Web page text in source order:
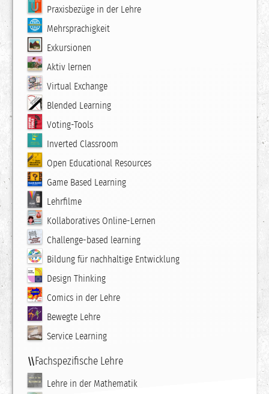
Praxisbezüge in der Lehre
Mehrsprachigkeit
Exkursionen
Aktiv lernen
Virtual Exchange
Blended Learning
Voting-Tools
Inverted Classroom
Open Educational Resources
Game Based Learning
Lehrfilme
Kollaboratives Online-Lernen
Challenge-based learning
Bildung für nachhaltige Entwicklung
Design Thinking
Comics in der Lehre
Bewegte Lehre
Service Learning
Fachspezifische Lehre
Lehre in der Mathematik